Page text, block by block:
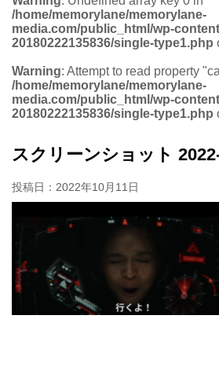
/home/memorylane/memorylane-
media.com/public_html/wp-
20180222135836/single-type1.php
Warning: Attempt to read property
/home/memorylane/memorylane-
media.com/public_html/wp-
20180222135836/single-type1.php
スクリーンショット
投稿日： 2022年10月11日